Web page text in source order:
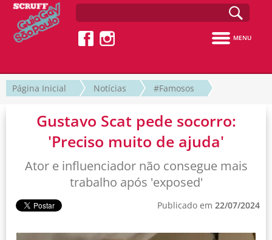
MENU
Página Inicial Notícias #Famosos
Gustavo Scat pede socorro:
'Preciso muito de ajuda'
Ator e influenciador não consegue mais
trabalho após 'exposed'
Publicado em 22/07/2024